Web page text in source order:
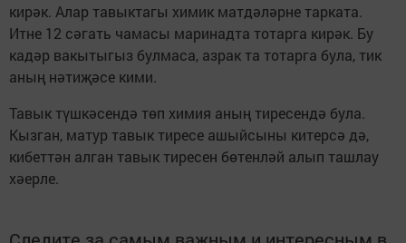
кирәк. Алар тавыктагы химик матдәләрне тарката.
Итне 12 сәгать чамасы маринадта тотарга кирәк. Бу
кадәр вакытыгыз булмаса, азрак та тотарга була, тик
аның нәтиҗәсе кими.
Тавык түшкәсендә төп химия аның тиресендә була.
Кызган, матур тавык тиресе ашыйсыны китерсә дә,
кибеттән алган тавык тиресен бөтенләй алып ташлау
хәерле.